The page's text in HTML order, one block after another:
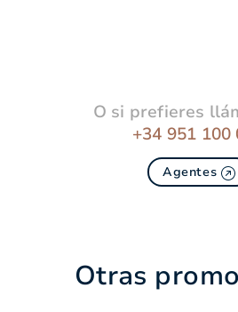
O si prefieres
+34 951 100
Agentes
Otras